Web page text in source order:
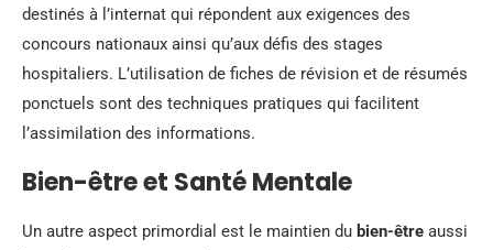
destinés à l’internat qui répondent aux exigences des
concours nationaux ainsi qu’aux défis des stages
hospitaliers. L’utilisation de fiches de révision et de résumés
ponctuels sont des techniques pratiques qui facilitent
l’assimilation des informations.
Bien-être et Santé Mentale
Un autre aspect primordial est le maintien du bien-être aussi